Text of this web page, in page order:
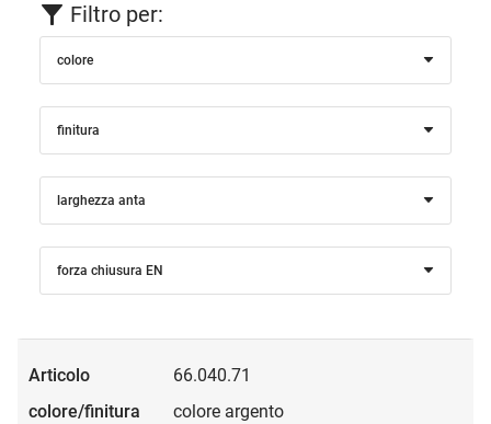
Filtro per:
colore
finitura
larghezza anta
forza chiusura EN
66.040.71
colore argento